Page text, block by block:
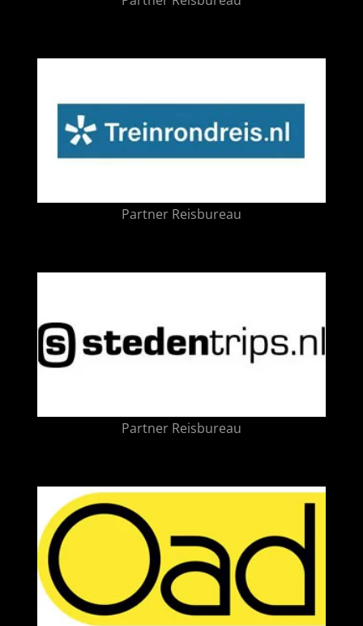
Partner Reisbureau
Partner Reisbureau